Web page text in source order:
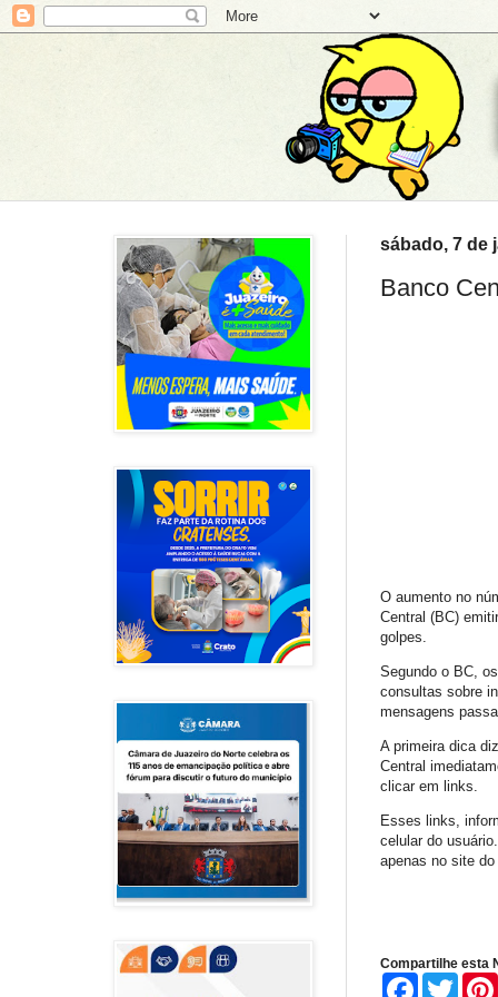
sábado, 7 de
Banco
O aumento no
Central (BC)
golpes.
Segundo o BC,
consultas sobre
mensagens
A primeira dica
Central
clicar em links.
Esses links,
celular do
apenas no site
Compartilhe esta